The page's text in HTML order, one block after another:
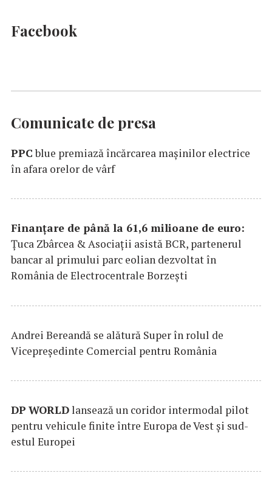
Facebook
Comunicate de presa
PPCblue premiază încărcarea maşinilor electrice
în afara orelor de vârf
Finanțare de până la 61,6 milioane de euro:
Țuca Zbârcea & Asociații asistă BCR, partenerul
bancar al primului parc eolian dezvoltat în
România de Electrocentrale Borzești
Andrei Bereandă se alătură Super în rolul de
Vicepreședinte Comercial pentru România
DP WORLDlansează un coridor intermodal pilot
pentru vehicule finite între Europa de Vest și sud-
estul Europei